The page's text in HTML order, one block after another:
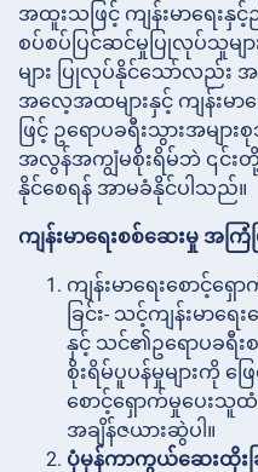
အထူးသဖြင့် ကျန်းမာရေ
စပ်စပ်ပြင်ဆင်မှုပြုလုပ်သူမ
များ ပြုလုပ်နိုင်သော်လည်း
အလေ့အထများနှင့် ကျန်းမ
ဖြင့် ဥရောပခရီးသွားအမျ
အလွန်အကျွံမစိုးရိမ်ဘဲ ၎င်းတို့၏
နိုင်စေရန် အာမခံနိုင်ပါသည်။
ကျန်းမာရေးစစ်ဆေးမှု အကြံ
ကျန်းမာရေးစောင့်ရှေ
ခြင်း- သင့်ကျန်းမာရေ
နှင့် သင်၏ဥရောပခ
စိုးရိမ်ပူပန်မှုများကို ဖ
စောင့်ရှောက်မှုပေး
အချိန်ဇယားဆွဲပါ။
ပုံမှန်ကာကွယ်ဆေးထိုးခ